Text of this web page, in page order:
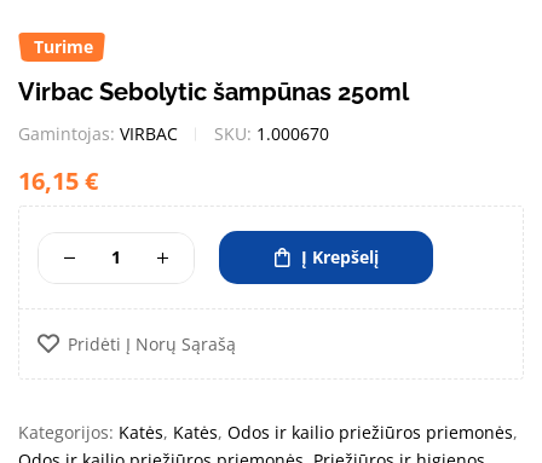
Turime
Virbac Sebolytic šampūnas 250ml
Gamintojas: VIRBAC SKU: 1.000670
16,15€
Į Krepšelį
Pridėti Į Norų Sąrašą
Kategorijos: Katės, Katės, Odos ir kailio priežiūros priemonės,